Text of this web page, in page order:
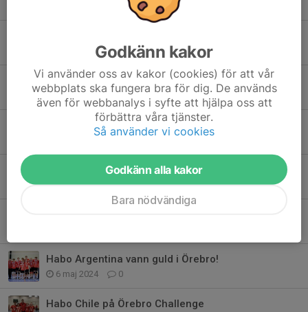
23 feb 2025 0
Storförsäljning i P07-08, P09-10, P11-12
17 okt 2024 0
Anmälan 3-kungaslaget 26-27 oktober 2024
29 aug 2024
Träningsstart 9:e september
28 aug 2024 0
Habo Argentina vann guld i Örebro!
6 maj 2024 0
Habo Chile på Örebro Challenge
Godkänn kakor
Vi använder oss av kakor (cookies) för att vår
webbplats ska fungera bra för dig. De används
även för webbanalys i syfte att hjälpa oss att
förbättra våra tjänster.
Så använder vi cookies
Godkänn alla kakor
Bara nödvändiga